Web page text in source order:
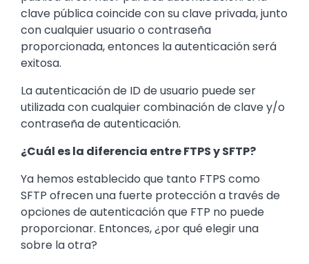
clave pública coincide con su clave privada, junto
con cualquier usuario o contraseña
proporcionada, entonces la autenticación será
exitosa.
La autenticación de ID de usuario puede ser
utilizada con cualquier combinación de clave y/o
contraseña de autenticación.
¿Cuál es la diferencia entre FTPS y SFTP?
Ya hemos establecido que tanto FTPS como
SFTP ofrecen una fuerte protección a través de
opciones de autenticación que FTP no puede
proporcionar. Entonces, ¿por qué elegir una
sobre la otra?